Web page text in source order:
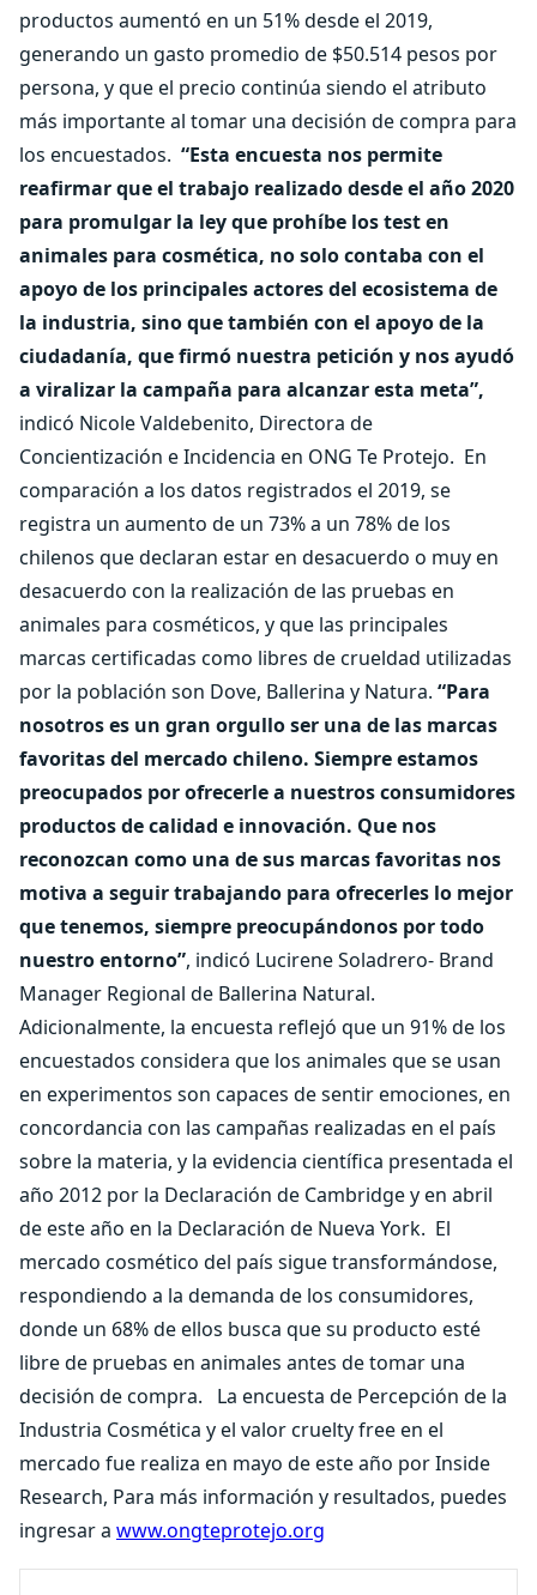
productos aumentó en un 51% desde el 2019,
generando un gasto promedio de $50.514 pesos por
persona, y que el precio continúa siendo el atributo
más importante al tomar una decisión de compra para
los encuestados. “Esta encuesta nos permite
reafirmar que el trabajo realizado desde el año 2020
para promulgar la ley que prohíbe los test en
animales para cosmética, no solo contaba con el
apoyo de los principales actores del ecosistema de
la industria, sino que también con el apoyo de la
ciudadanía, que firmó nuestra petición y nos ayudó
a viralizar la campaña para alcanzar esta meta”,
indicó Nicole Valdebenito, Directora de
Concientización e Incidencia en ONG Te Protejo. En
comparación a los datos registrados el 2019, se
registra un aumento de un 73% a un 78% de los
chilenos que declaran estar en desacuerdo o muy en
desacuerdo con la realización de las pruebas en
animales para cosméticos, y que las principales
marcas certificadas como libres de crueldad utilizadas
por la población son Dove, Ballerina y Natura. “Para
nosotros es un gran orgullo ser una de las marcas
favoritas del mercado chileno. Siempre estamos
preocupados por ofrecerle a nuestros consumidores
productos de calidad e innovación. Que nos
reconozcan como una de sus marcas favoritas nos
motiva a seguir trabajando para ofrecerles lo mejor
que tenemos, siempre preocupándonos por todo
nuestro entorno”, indicó Lucirene Soladrero- Brand
Manager Regional de Ballerina Natural.
Adicionalmente, la encuesta reflejó que un 91% de los
encuestados considera que los animales que se usan
en experimentos son capaces de sentir emociones, en
concordancia con las campañas realizadas en el país
sobre la materia, y la evidencia científica presentada el
año 2012 por la Declaración de Cambridge y en abril
de este año en la Declaración de Nueva York. El
mercado cosmético del país sigue transformándose,
respondiendo a la demanda de los consumidores,
donde un 68% de ellos busca que su producto esté
libre de pruebas en animales antes de tomar una
decisión de compra.
La encuesta de Percepción de la
Industria Cosmética y el valor cruelty free en el
mercado fue realiza en mayo de este año por Inside
Research, Para más información y resultados, puedes
ingresar a www.ongteprotejo.org